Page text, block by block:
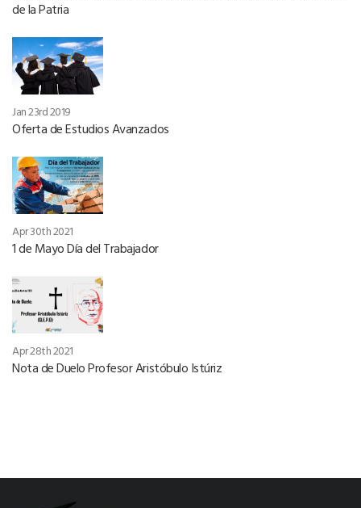
de la Patria
Jan 23rd 2019
Oferta de Estudios Avanzados
Apr 30th 2021
1 de Mayo Día del Trabajador
Apr 28th 2021
Nota de Duelo Profesor Aristóbulo Istúriz